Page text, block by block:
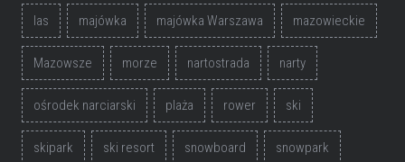
las majówka majówka Warszawa mazowieckie
Mazowsze morze nartostrada narty
ośrodek narciarski plaża rower ski
skipark ski resort snowboard snowpark